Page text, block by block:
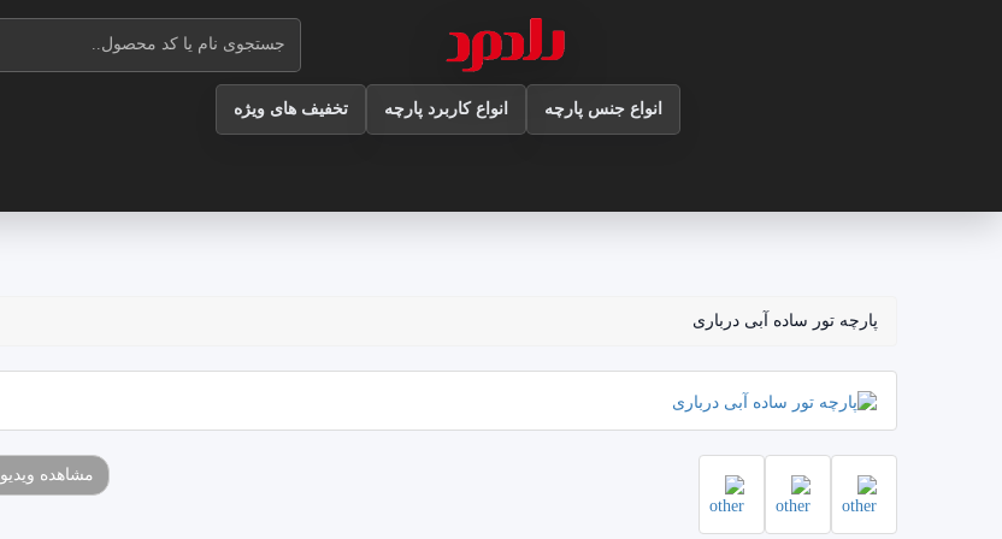
انواع جنس پارچه انواع کاربرد پارچه تخفیف های ویژه
پارچه تور ساده آبی درباری
مشاهده ویدیو